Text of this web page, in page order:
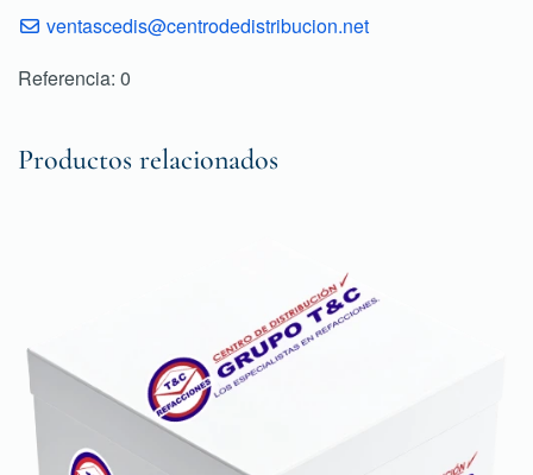
ventascedis@centrodedistribucion.net
Referencia: 0
Productos relacionados